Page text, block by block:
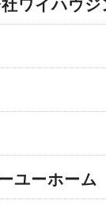
ユーホー